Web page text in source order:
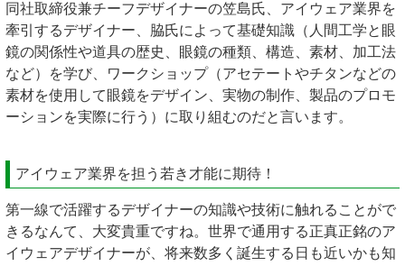
同社取締役兼チーフデザイナーの笠島氏、アイウェア業界を
牽引するデザイナー、脇氏によって基礎知識（人間工学と眼
鏡の関係性や道具の歴史、眼鏡の種類、構造、素材、加工法
など）を学び、ワークショップ（アセテートやチタンなどの
素材を使用して眼鏡をデザイン、実物の制作、製品のプロモ
ーションを実際に行う）に取り組むのだと言います。
アイウェア業界を担う若き才能に期待！
第一線で活躍するデザイナーの知識や技術に触れることがで
きるなんて、大変貴重ですね。世界で通用する正真正銘のア
イウェアデザイナーが、将来数多く誕生する日も近いかも知